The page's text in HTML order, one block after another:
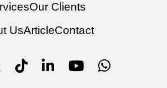
Our Clients
UsArticleContact